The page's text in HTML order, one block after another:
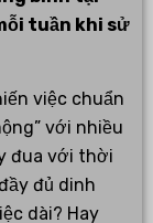
tuần khi sử
việc chuẩn
với nhiều
đua với thời
đủ dinh
dài? Hay